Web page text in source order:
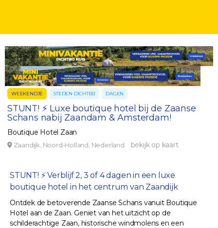
WEEKENDJE STEDEN DICHTBIJ DAGEN
STUNT! ⚡ Luxe boutique hotel bij de Zaanse
Schans nabij Zaandam & Amsterdam!
Boutique Hotel Zaan
Zaandijk, Noord-Holland, Nederland bekijk op kaart
STUNT! ⚡ Verblijf 2, 3 of 4 dagen in een luxe
boutique hotel in het centrum van Zaandijk
Ontdek de betoverende Zaanse Schans vanuit Boutique
Hotel aan de Zaan. Geniet van het uitzicht op de
schilderachtige Zaan, historische windmolens en een